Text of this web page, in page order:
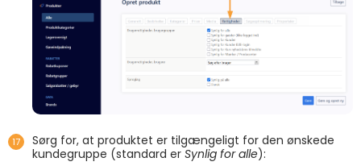
Sørg for, at produktet er tilgængeligt for den ønskede
kundegruppe (standard er Synlig for alle):